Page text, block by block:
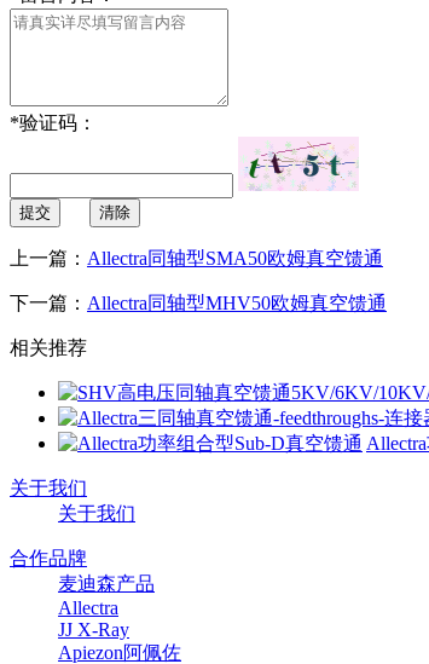
*验证码：
提交 清除
上一篇： Allectra同轴型SMA50欧姆真空馈通
下一篇： Allectra同轴型MHV50欧姆真空馈通
相关推荐
关于我们
关于我们
合作品牌
麦迪森产品
Allectra
JJ X-Ray
Apiezon阿佩佐